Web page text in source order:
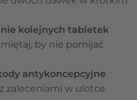
kolejnych tabletek
by nie pomijać
antykoncepcyjne
zaleceniami w ulotce.